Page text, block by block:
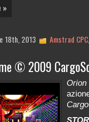
»
18th, 2013 Amstrad CPC
© 2009